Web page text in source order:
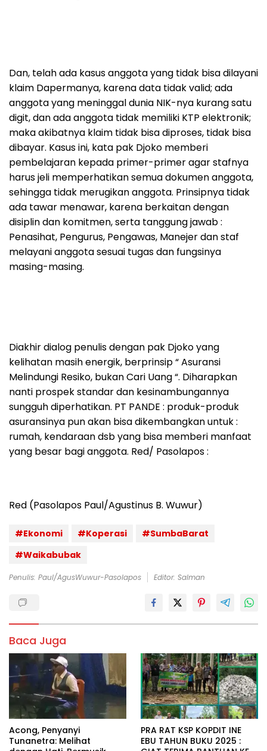
Dan, telah ada kasus anggota yang tidak bisa dilayani
klaim Dapermanya, karena data tidak valid; ada
anggota yang meninggal dunia NIK-nya kurang satu
digit, dan ada anggota tidak memiliki KTP elektronik;
maka akibatnya klaim tidak bisa diproses, tidak bisa
dibayar. Kasus ini, kata pak Djoko memberi
pembelajaran kepada primer-primer agar stafnya
harus jeli memperhatikan semua dokumen anggota,
sehingga tidak merugikan anggota. Prinsipnya tidak
ada tawar menawar, karena berkaitan dengan
disiplin dan komitmen, serta tanggung jawab :
Penasihat, Pengurus, Pengawas, Manejer dan staf
melayani anggota sesuai tugas dan fungsinya
masing-masing.
Diakhir dialog penulis dengan pak Djoko yang
kelihatan masih energik, berprinsip “ Asuransi
Melindungi Resiko, bukan Cari Uang “. Diharapkan
nanti prospek standar dan kesinambungannya
sungguh diperhatikan. PT PANDE : produk-produk
asuransinya pun akan bisa dikembangkan untuk :
rumah, kendaraan dsb yang bisa memberi manfaat
yang besar bagi anggota. Red/ Pasolapos :
Red (Pasolapos Paul/Agustinus B. Wuwur)
#Ekonomi #Koperasi
#SumbaBarat
#Waikabubak
Penulis: Paul/AgusWuwur-Pasolapos Editor: Salman
Baca Juga
Acong, Penyanyi
Tunanetra: Melihat
PRA RAT KSP KOPDIT INE
EBU TAHUN BUKU 2025 :